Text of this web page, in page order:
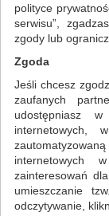
ARTYKUŁY
FILTRY
KLASA
STANDARD
polityce
serwisu”,
zgody lub
Zgoda
Jeśli chcesz
zaufanych
udostępniasz
internetowych,
internetowych
zainteresowań
umieszczanie
odczytywanie,